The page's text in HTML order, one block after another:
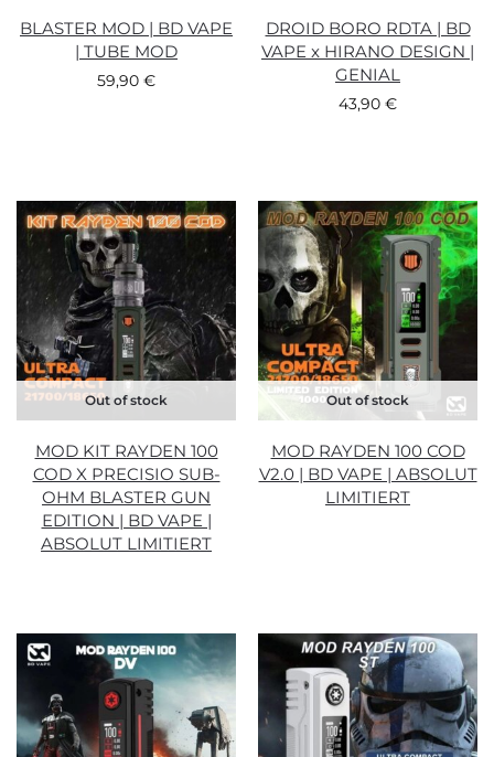
BLASTER MOD | BD VAPE
| TUBE MOD
59,90 €
DROID BORO RDTA | BD
VAPE x HIRANO DESIGN |
GENIAL
43,90 €
Out of stock
MOD KIT RAYDEN 100
COD X PRECISIO SUB-
OHM BLASTER GUN
EDITION | BD VAPE |
ABSOLUT LIMITIERT
Out of stock
MOD RAYDEN 100 COD
V2.0 | BD VAPE | ABSOLUT
LIMITIERT